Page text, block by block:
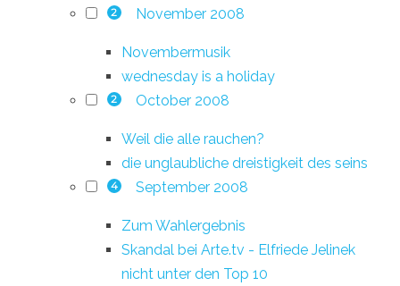
2 November 2008
Novembermusik
wednesday is a holiday
2 October 2008
Weil die alle rauchen?
die unglaubliche dreistigkeit des seins
4 September 2008
Zum Wahlergebnis
Skandal bei Arte.tv - Elfriede Jelinek
nicht unter den Top 10